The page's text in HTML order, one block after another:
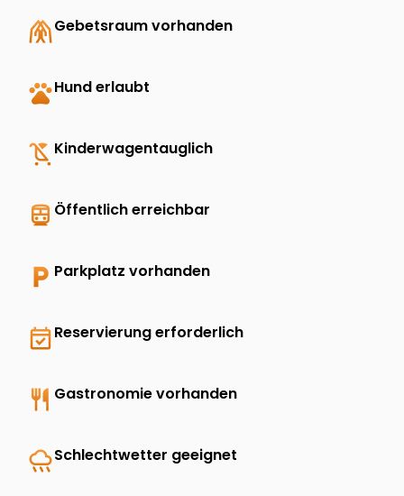
folded_handsGebetsraum vorhanden
petsHund erlaubt
child_friendly Kinderwagentauglich
directions_transit Öffentlich erreichbar
local_parking Parkplatz vorhanden
event_availableReservierung erforderlich
restaurant Gastronomie vorhanden
rainySchlechtwetter geeignet